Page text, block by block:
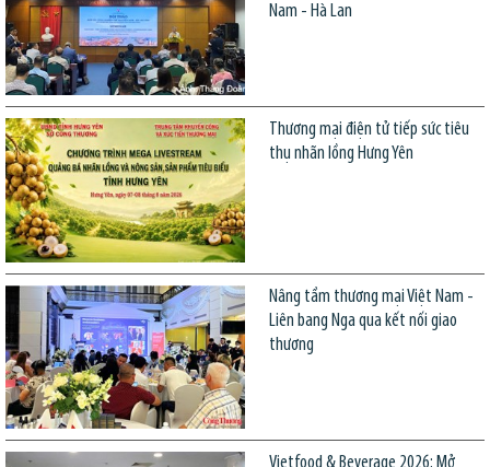
Nam - Hà Lan
Thương mại điện tử tiếp sức tiêu
thụ nhãn lồng Hưng Yên
Nâng tầm thương mại Việt Nam -
Liên bang Nga qua kết nối giao
thương
Vietfood & Beverage 2026: Mở